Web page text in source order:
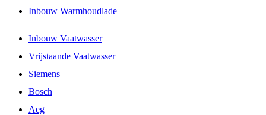
Inbouw Warmhoudlade
Inbouw Vaatwasser
Vrijstaande Vaatwasser
Siemens
Bosch
Aeg